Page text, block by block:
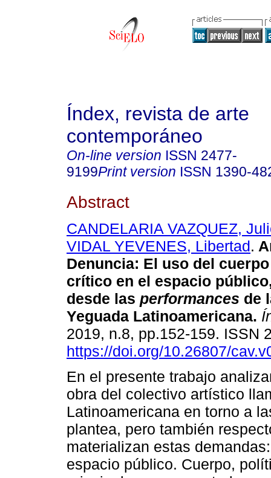
Índex, revista de arte
contemporáneo
On-line version ISSN 2477-
9199Print version ISSN 1390-
Abstract
CANDELARIA VAZQUEZ,
VIDAL YEVENES, Libertad.
Denuncia: El uso del
crítico en el espacio
desde las performances de
Yeguada Latinoamericana.
2019, n.8, pp.152-159. ISSN
https://doi.org/10.26807/
En el presente trabajo
obra del colectivo artístico
Latinoamericana en torno a
plantea, pero también
materializan estas
espacio público. Cuerpo,